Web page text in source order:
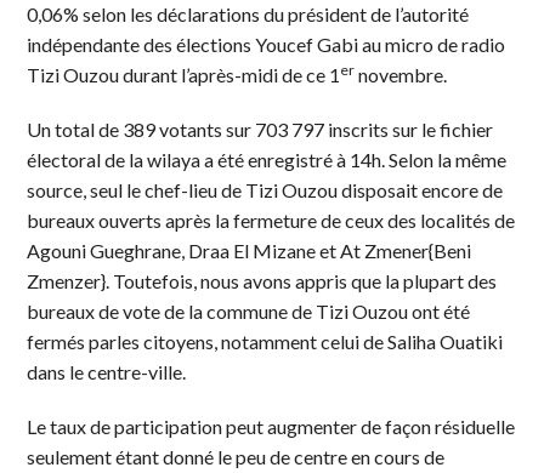
0,06% selon les déclarations du président de l’autorité
indépendante des élections Youcef Gabi au micro de radio
Tizi Ouzou durant l’après-midi de ce 1 er novembre.
Un total de 389 votants sur 703 797 inscrits sur le fichier
électoral de la wilaya a été enregistré à 14h. Selon la même
source, seul le chef-lieu de Tizi Ouzou disposait encore de
bureaux ouverts après la fermeture de ceux des localités de
Agouni Gueghrane, Draa El Mizane et At Zmener{Beni
Zmenzer}. Toutefois, nous avons appris que la plupart des
bureaux de vote de la commune de Tizi Ouzou ont été
fermés parles citoyens, notamment celui de Saliha Ouatiki
dans le centre-ville.
Le taux de participation peut augmenter de façon résiduelle
seulement étant donné le peu de centre en cours de